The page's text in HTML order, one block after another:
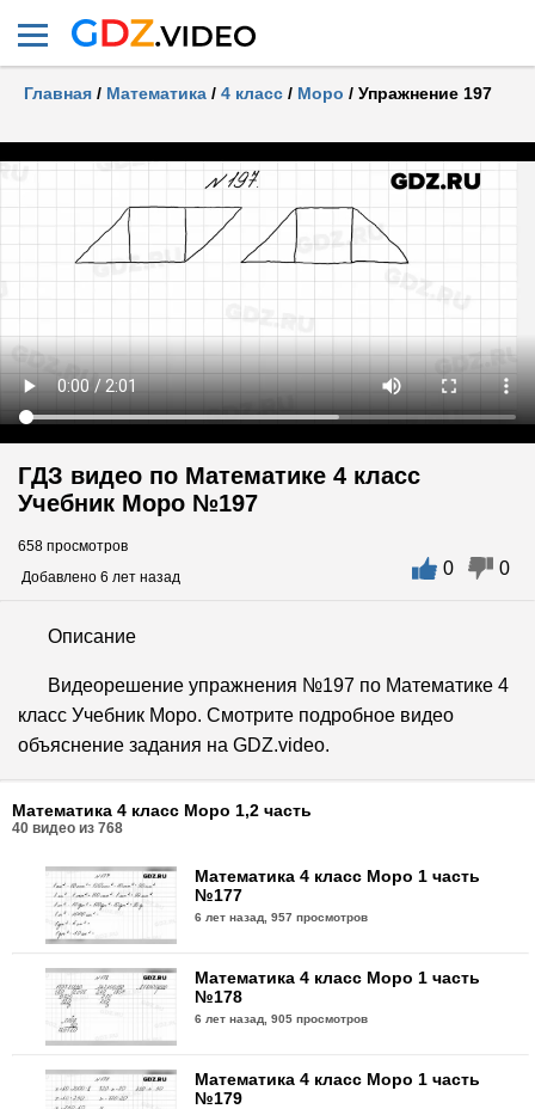
Главная / Математика / 4 класс / Моро / Упражнение 197
ГДЗ видео по Математике 4 класс
Учебник Моро №197
658 просмотров
Добавлено 6 лет назад
0 0
Описание
Видеорешение упражнения №197 по Математике 4
класс Учебник Моро. Смотрите подробное видео
объяснение задания на GDZ.video.
Математика 4 класс Моро 1,2 часть
40 видео из 768
Математика 4 класс Моро 1 часть
№177
6 лет назад,957 просмотров
Математика 4 класс Моро 1 часть
№178
6 лет назад,905 просмотров
Математика 4 класс Моро 1 часть
№179